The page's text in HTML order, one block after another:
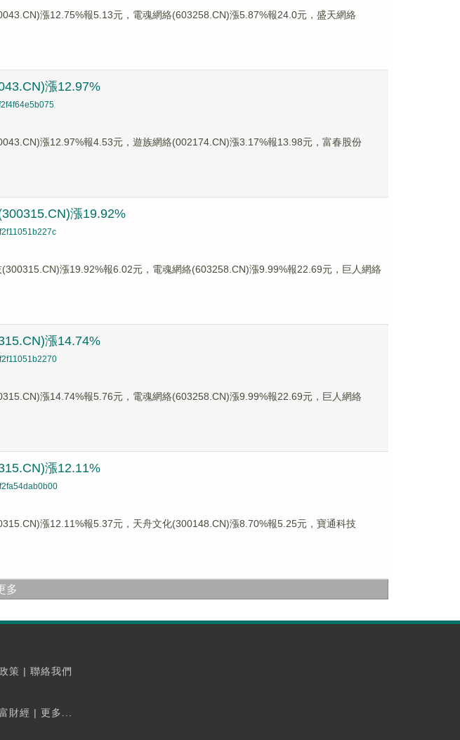
漲12.75%報5.13元，電魂網絡(603258.CN)漲5.87%報24.0元，盛天網絡
漲12.97%
漲12.97%報4.53元，遊族網絡(002174.CN)漲3.17%報13.98元，富春股份
漲19.92%
漲19.92%報6.02元，電魂網絡(603258.CN)漲9.99%報22.69元，巨人網絡
漲14.74%
漲14.74%報5.76元，電魂網絡(603258.CN)漲9.99%報22.69元，巨人網絡
漲12.11%
漲12.11%報5.37元，天舟文化(300148.CN)漲8.70%報5.25元，寶通科技
多
策 | 聯絡我們
財經 | 更多...